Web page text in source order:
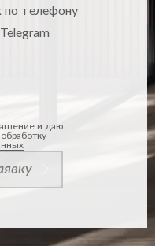
по телефону
Telegram
и даю